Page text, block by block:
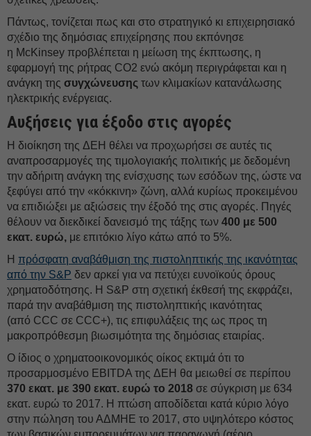
Πάντως, τονίζεται πως και στο στρατηγικό κι επιχειρησιακό
σχέδιο της δημόσιας επιχείρησης που εκπόνησε
η McKinsey προβλέπεται η μείωση της έκπτωσης, η
εφαρμογή της ρήτρας CO2 ενώ ακόμη περιγράφεται και η
ανάγκη της συγχώνευσης των κλιμακίων κατανάλωσης
ηλεκτρικής ενέργειας.
Αυξήσεις για έξοδο στις αγορές
Η διοίκηση της ΔΕH θέλει να προχωρήσει σε αυτές τις
αναπροσαρμογές της τιμολογιακής πολιτικής με δεδομένη
την αδήριτη ανάγκη της ενίσχυσης των εσόδων της, ώστε να
ξεφύγει από την «κόκκινη» ζώνη, αλλά κυρίως προκειμένου
να επιδιώξει με αξιώσεις την έξοδό της στις αγορές. Πηγές
θέλουν να διεκδικεί δανεισμό της τάξης των 400 με 500
εκατ. ευρώ, με επιτόκιο λίγο κάτω από το 5%.
Η πρόσφατη αναβάθμιση της πιστοληπτικής της ικανότητας
από την S&P δεν αρκεί για να πετύχει ευνοϊκούς όρους
χρηματοδότησης. Η S&P στη σχετική έκθεσή της εκφράζει,
παρά την αναβάθμιση της πιστοληπτικής ικανότητας
(από CCC σε CCC+), τις επιφυλάξεις της ως προς τη
μακροπρόθεσμη βιωσιμότητα της δημόσιας εταιρίας.
Ο ίδιος ο χρηματοοικονομικός οίκος εκτιμά ότι το
προσαρμοσμένο EBITDA της ΔΕH θα μειωθεί σε περίπου
370 εκατ. με 390 εκατ. ευρώ το 2018 σε σύγκριση με 634
εκατ. ευρώ το 2017. Η πτώση αποδίδεται κατά κύριο λόγο
στην πώληση του ΑΔΜΗΕ το 2017, στο υψηλότερο κόστος